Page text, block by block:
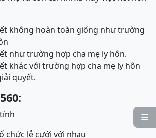

không hoàn toàn giống như trường
như trường hợp cha mẹ ly hôn.
khác với trường hợp cha mẹ ly hôn
quyết.
chức lễ cưới với nhau